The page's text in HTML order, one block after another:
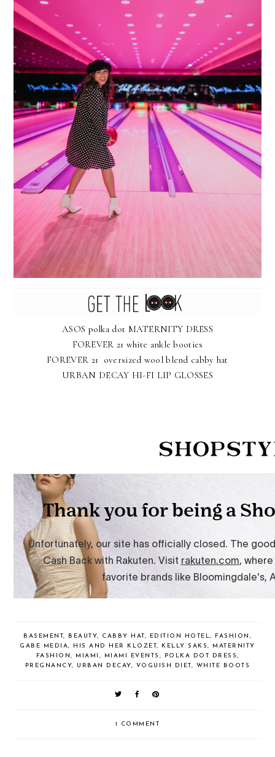
ASOS polka dot MATERNITY DRESS
FOREVER 21 white ankle booties
FOREVER 21 oversized wool blend cabby hat
URBAN DECAY HI-FI LIP GLOSSES
BASEMENT, BEAUTY, CABBY HAT, EDITION HOTEL, FASHION ,
GABE MEDIA, HIS AND HER KLOZET, KELLY SAKS, MATERNITY
FASHION, MIAMI , MIAMI EVENTS , POLKA DOT DRESS,
PREGNANCY, URBAN DECAY, VOGUISH DIET, WHITE BOOTS
1 COMMENT